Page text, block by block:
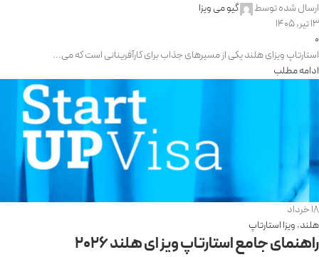
ارسال شده توسط
گیو می ویزا
13 تیر, 1405
0
استارتاپ ویزای هلند یکی از مسیرهای جذاب برای کارآفرینانی است که می...
ادامه مطلب
18خرداد
هلند,ویزا استارتاپ
راهنمای جامع استارتاپ ویزای هلند ۲۰۲۶